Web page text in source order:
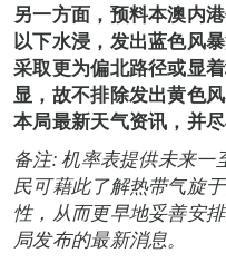
另一方面，预料本澳内
以下水浸，发出蓝色风
采取更为偏北路径或显
显，故不排除发出黄色
本局最新天气资讯，并
备注: 机率表提供未来
民可藉此了解热带气旋
性，从而更早地妥善安
局发布的最新消息。